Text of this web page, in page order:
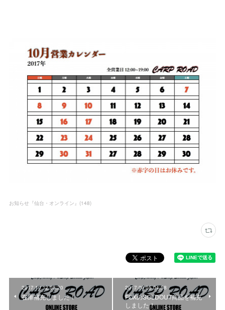
お知らせ『仙台・オンライン』 (148)
2017.10.12 08:20
在庫補充しました！
2017.09.05 04:58
FOXのSOLDOUT商品を補充
しました！